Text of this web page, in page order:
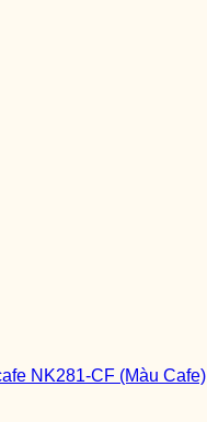
NK281-CF (Màu Cafe)